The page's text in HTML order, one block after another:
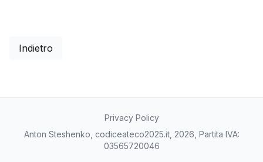
Indietro
Privacy Policy
Anton Steshenko, codiceateco2025.it, 2026, Partita IVA:
03565720046